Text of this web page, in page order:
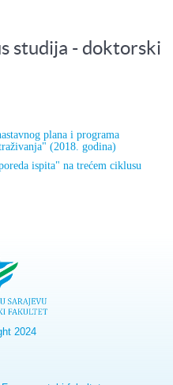
studija - doktorski
plana i programa
(2018. godina)
ispita" na trećem ciklusu
2024